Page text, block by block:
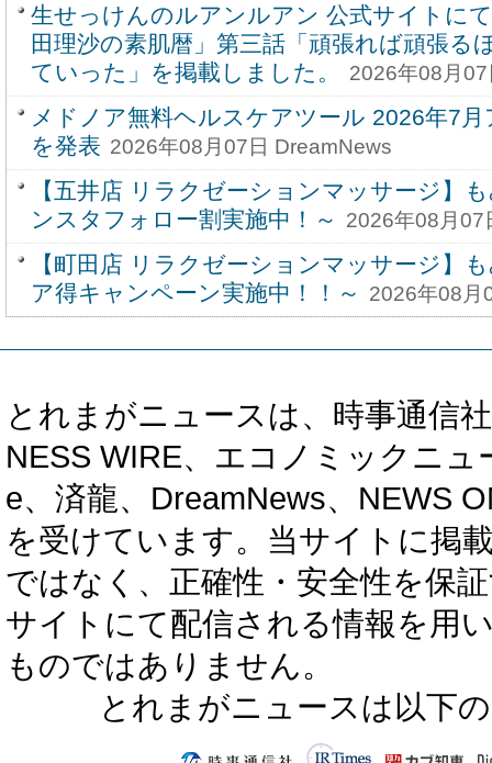
生せっけんのルアンルアン 公式サイトに
田理沙の素肌暦」第三話「頑張れば頑張る
ていった」を掲載しました。
2026年08月
メドノア無料ヘルスケアツール 2026年7
を発表 2026年08月07日 DreamNews
【五井店 リラクゼーションマッサージ】
ンスタフォロー割実施中！～
2026年08月07
【町田店 リラクゼーションマッサージ】
ア得キャンペーン実施中！！～
2026年08月
とれまがニュースは、時事通信
NESS WIRE、エコノミックニ
e、済龍、DreamNews、NEWS
を受けています。当サイトに掲
ではなく、正確性・安全性を保
サイトにて配信される情報を用
ものではありません。
とれまがニュースは以下